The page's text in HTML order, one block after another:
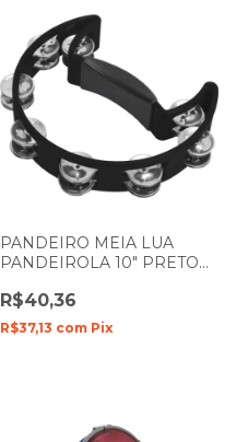
PANDEIRO MEIA LUA
PANDEIROLA 10" PRETO
R$40,36
R$37,13 com Pix